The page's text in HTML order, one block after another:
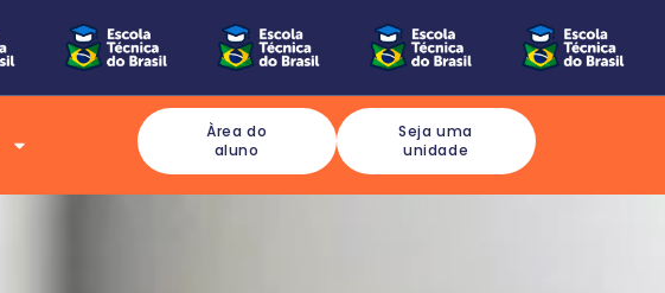
Àrea do
aluno
Seja uma
unidade